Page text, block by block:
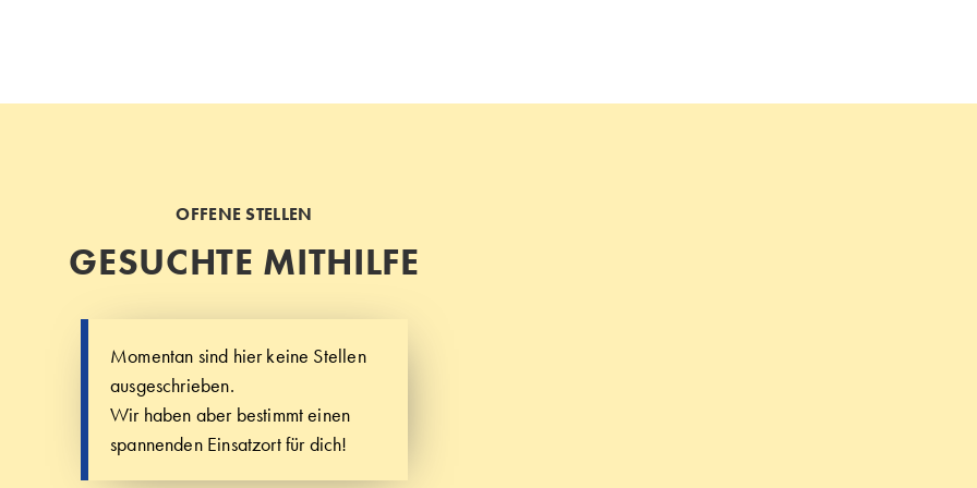
OFFENE STELLEN
GESUCHTE MITHILFE
Momentan sind hier keine Stellen
ausgeschrieben.
Wir haben aber bestimmt einen
spannenden Einsatzort für dich!